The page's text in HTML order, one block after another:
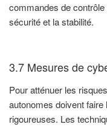
commandes de
sécurité et la stabilité.
3.7 Mesures de
Pour atténuer les
autonomes doivent
rigoureuses. Les